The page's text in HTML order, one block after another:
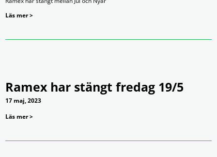
Läs mer >
Ramex har stängt fredag 19/5
17 maj, 2023
Läs mer >